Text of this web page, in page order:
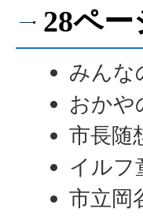
28ペ
みんな
おかや
市長随
イルフ
市立岡